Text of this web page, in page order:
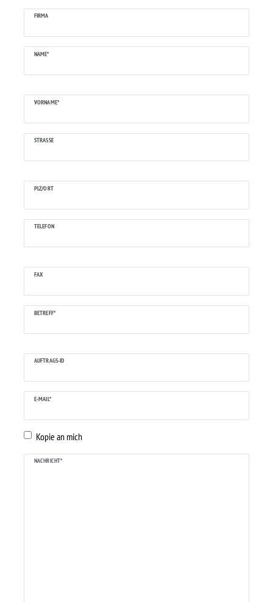
FIRMA
NAME*
VORNAME*
STRASSE
PLZ/ORT
TELEFON
FAX
BETREFF*
AUFTRAGS-ID
E-MAIL*
Kopie an mich
NACHRICHT*
Ceres::Template.mailFormHoneypotLabel